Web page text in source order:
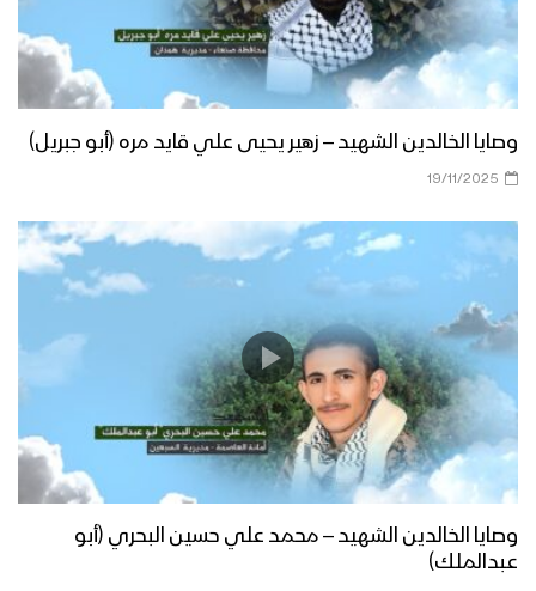
وصايا الخالدين الشهيد – زهير يحيى علي قايد مره (أبو جبريل)
19/11/2025
وصايا الخالدين الشهيد – محمد علي حسين البحري (أبو
عبدالملك)